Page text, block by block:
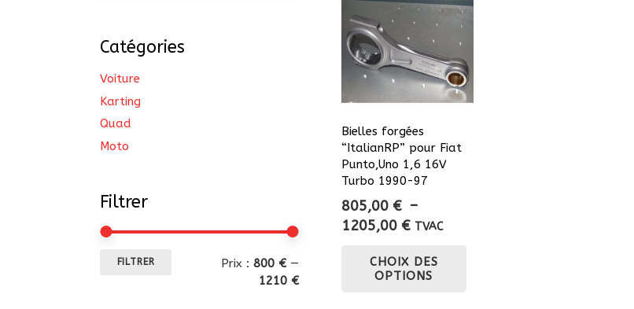
Bielles forgées
“ItalianRP” pour Fiat
Punto,Uno 1,6 16V
Turbo 1990-97
805,00 € –
1205,00 €Plage
prix :
805,00 €
TVAC
CHOIX DES
OPTIONS
Catégories
Voiture
Karting
Quad
Moto
Filtrer
min
max
FILTRER Prix : 800 €—
1210 €